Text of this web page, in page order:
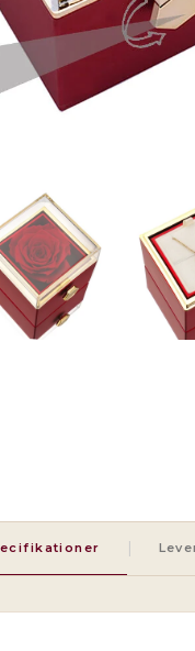
24/7 Kundservice
tillgänglig. Inga bottar.
|